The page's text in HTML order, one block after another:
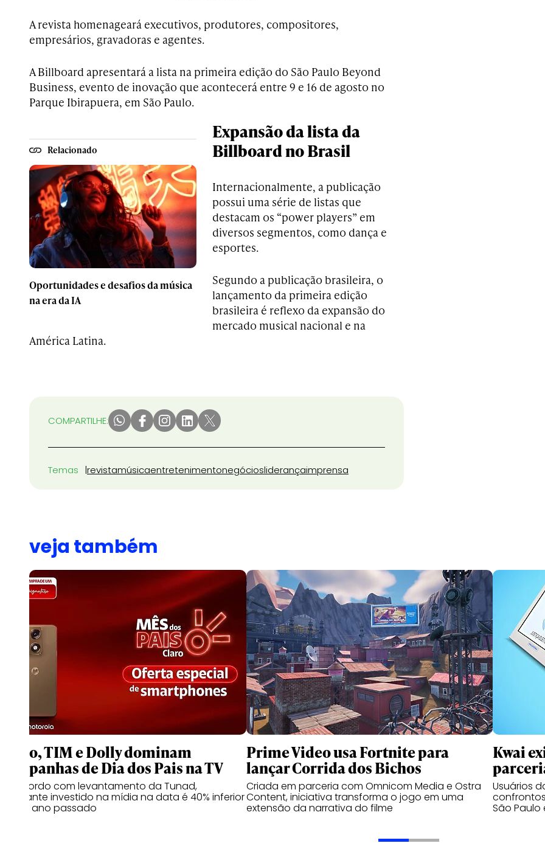
A revista homenageará executivos, produtores, compositores,
empresários, gravadoras e agentes.
A Billboard apresentará a lista na primeira edição do São Paulo Beyond
Business, evento de inovação que acontecerá entre 9 e 16 de agosto no
Parque Ibirapuera, em São Paulo.
Relacionado
Oportunidades e desafios da música
na era da IA
Expansão da lista da
Billboard no Brasil
Internacionalmente, a publicação
possui uma série de listas que
destacam os “power players” em
diversos segmentos, como dança e
esportes.
Segundo a publicação brasileira, o
lançamento da primeira edição
brasileira é reflexo da expansão do
mercado musical nacional e na
América Latina.
COMPARTILHE:
Temas revistamúsicaentretenimentonegóciosliderançaimprensa
veja também
Claro, TIM e Dolly dominam
campanhas de Dia dos Pais na TV
De acordo com levantamento da Tunad,
montante investido na mídia na data é 40% inferior
ao do ano passado
Prime Video usa Fortnite para
lançar Corrida dos Bichos
Criada em parceria com Omnicom Media e Ostra
Content, iniciativa transforma o jogo em uma
extensão da narrativa do filme
Kwai
Usuários
São Paulo